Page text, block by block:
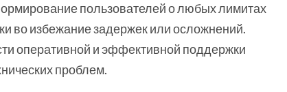
пользователей о любых лимитах
во избежание задержек или осложнений.
оперативной и эффективной поддержки
проблем.